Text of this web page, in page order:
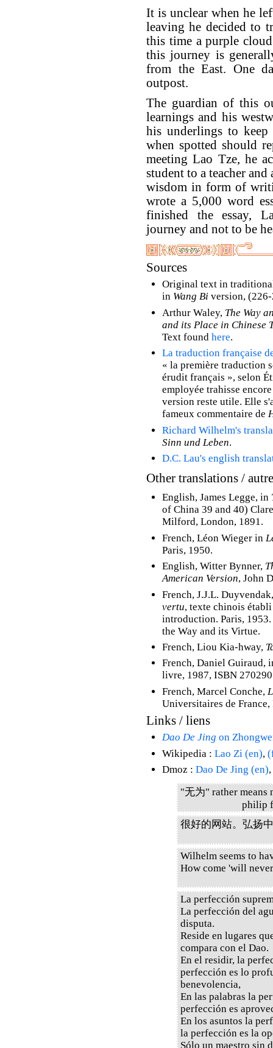
It is unclear when he
leaving he decided to
this time a purple
this journey is
from the East. One
outpost.
The guardian of this
learnings and his
his underlings to
when spotted should
meeting Lao Tze, he
student to a teacher
wisdom in form of
wrote a 5,000 word
finished the essay,
journey and not to be
Sources
Original text in
in Wang Bi version,
Arthur Waley, The Way
and its Place in Chinese
Text found here.
La traduction française
« la première traduction
érudit français », selon
employée trahisse
version reste utile. Elle
fameux commentaire de
Richard Wilhelm's
Sinn und Leben.
D.C. Lau's english
Other translations /
English, James Legge, in
of China 39 and 40)
Milford, London, 1891.
French, Léon Wieger in
Paris, 1950.
English, Witter Bynner,
American Version, John
French, J.J.L.
vertu, texte chinois
introduction. Paris,
the Way and its Virtue.
French, Liou Kia-hway,
French, Daniel Guiraud,
livre, 1987, ISBN
French, Marcel Conche,
Universitaires de
Links / liens
Dao De Jing on
Wikipedia : Lao Zi (en),
Dmoz : Dao De Jing (en),
"无为" rather means
philip
很好的网站。弘扬
Wilhelm seems to
How come 'will
La perfección
La perfección del
disputa.
Reside en lugares
compara con el Dao.
En el residir, la
perfección es lo
benevolencia,
En las palabras la
perfección es
En los asuntos la
la perfección es la
Sólo un maestro sin